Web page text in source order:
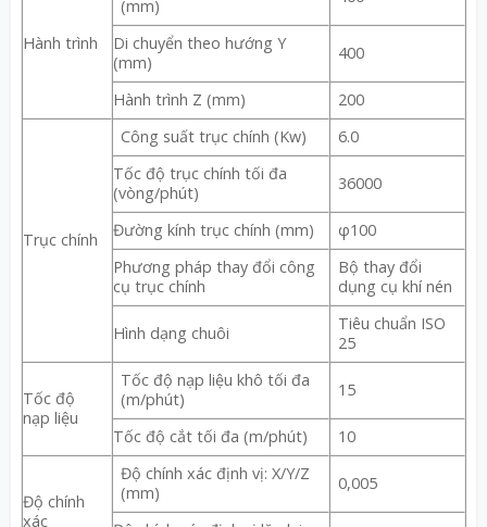
Hành trình
(mm)
Di chuyển theo hướng Y
(mm)
400
Hành trình Z (mm) 200
Trục chính
Công suất trục chính (Kw)
6.0
Tốc độ trục chính tối đa
(vòng/phút)
36000
Đường kính trục chính (mm)
φ100
Phương pháp thay đổi công
cụ trục chính
Bộ thay đổi
dụng cụ khí nén
Hình dạng chuôi
Tiêu chuẩn ISO
25
Tốc độ
nạp liệu
Tốc độ nạp liệu khô tối đa
(m/phút)
15
Tốc độ cắt tối đa (m/phút) 10
Độ chính
xác
Độ chính xác định vị: X/Y/Z
(mm)
0,005